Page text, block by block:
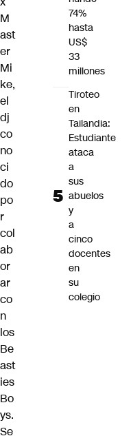
M
ast
er
Mi
ke,
el
dj
co
no
ci
do
po
r
col
ab
or
ar
co
n
los
Be
ast
ies
Bo
ys.
Se
74%
hasta
US$
33
millones
Tiroteo
en
Tailandia:
Estudiante
ataca
a
sus
abuelos
y
a
cinco
docentes
en
su
colegio